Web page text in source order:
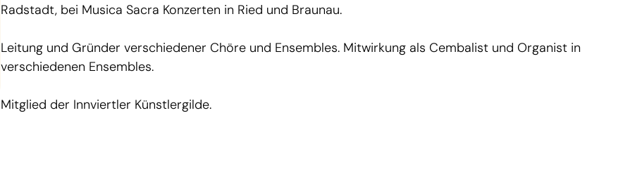
Radstadt, bei Musica Sacra Konzerten in Ried und Braunau.
Leitung und Gründer verschiedener Chöre und Ensembles. Mitwirkung als Cembalist und Organist in
verschiedenen Ensembles.
Mitglied der Innviertler Künstlergilde.